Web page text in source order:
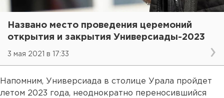
Названо место проведения церемоний
открытия и закрытия Универсиады-2023
3 мая 2021 в 17:33
Напомним, Универсиада в столице Урала пройдет
летом 2023 года, неоднократно переносившийся